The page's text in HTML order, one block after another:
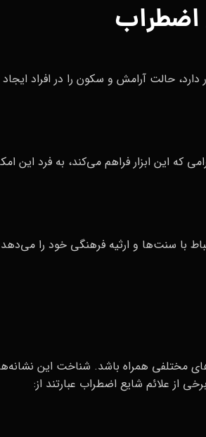
اضطراب
حالت آرامش و سکون را در افراد
که این ابزار فراهم می‌کند، به فرد این
با سنت‌ها و ارثیه فرهنگی خود را
همراه باشد. شناخت این نشانه‌ها
علائم شایع اضطراب عبارتند از: